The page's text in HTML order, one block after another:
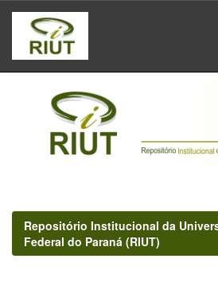
Skip
navigation
Repositório Institucional da
Federal do Paraná (RIUT)